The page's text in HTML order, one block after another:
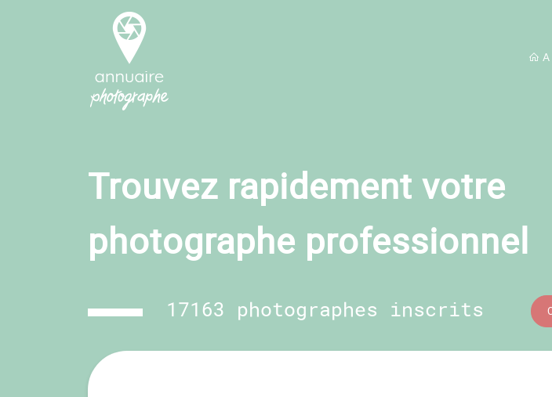
Trouvez rapidement votre
photographe professionnel
17163 photographes inscrits